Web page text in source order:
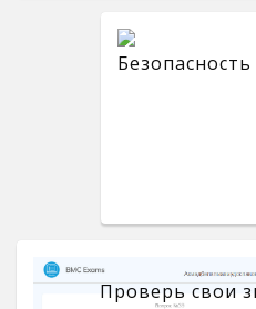
Проверь свои